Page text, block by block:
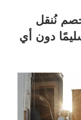
حي الرمال بـ33%خصم نُنقل
دون أي